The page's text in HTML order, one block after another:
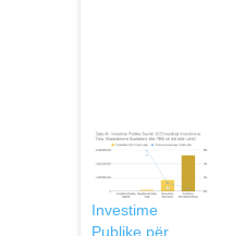
Investime
Publike për